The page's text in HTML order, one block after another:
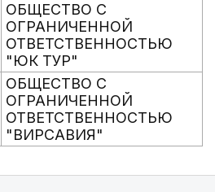
ОБЩЕСТВО С
ОГРАНИЧЕННОЙ
ОТВЕТСТВЕННОСТЬЮ
"ЮК ТУР"
ОБЩЕСТВО С
ОГРАНИЧЕННОЙ
ОТВЕТСТВЕННОСТЬЮ
"ВИРСАВИЯ"